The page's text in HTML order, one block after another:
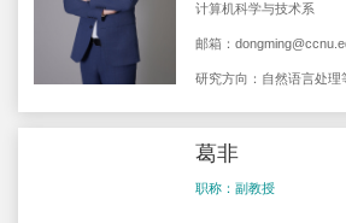
计算机科学与技术系
邮箱：
研究方向：自然语言处理
葛非
职称：副教授